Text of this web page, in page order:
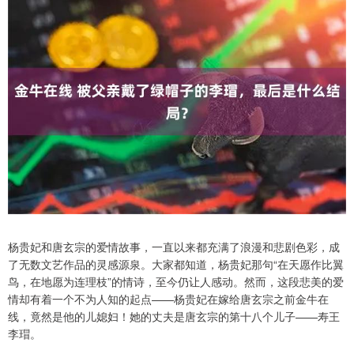
杨贵妃和唐玄宗的爱情故事，一直以来都充满了浪漫和悲剧色彩，成
了无数文艺作品的灵感源泉。大家都知道，杨贵妃那句“在天愿作比翼
鸟，在地愿为连理枝”的情诗，至今仍让人感动。然而，这段悲美的爱
情却有着一个不为人知的起点——杨贵妃在嫁给唐玄宗之前金牛在
线，竟然是他的儿媳妇！她的丈夫是唐玄宗的第十八个儿子——寿王
李瑁。